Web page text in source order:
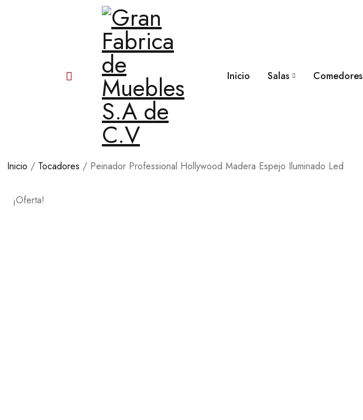
Inicio Salas Comedores
Inicio / Tocadores / Peinador Professional Hollywood Madera Espejo Iluminado Led
¡Oferta!